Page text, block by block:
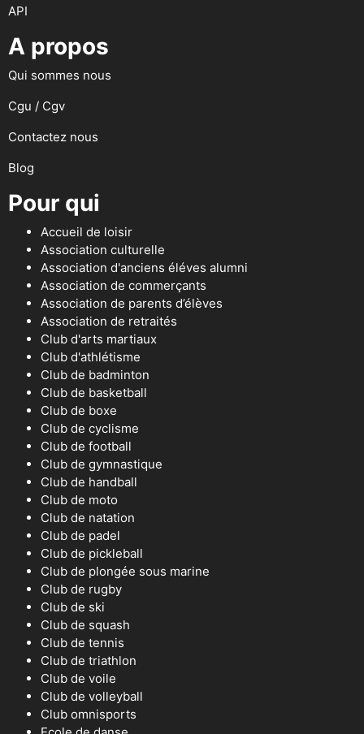
API
A propos
Qui sommes nous
Cgu / Cgv
Contactez nous
Blog
Pour qui
Accueil de loisir
Association culturelle
Association d'anciens éléves alumni
Association de commerçants
Association de parents d’élèves
Association de retraités
Club d'arts martiaux
Club d'athlétisme
Club de badminton
Club de basketball
Club de boxe
Club de cyclisme
Club de football
Club de gymnastique
Club de handball
Club de moto
Club de natation
Club de padel
Club de pickleball
Club de plongée sous marine
Club de rugby
Club de ski
Club de squash
Club de tennis
Club de triathlon
Club de voile
Club de volleyball
Club omnisports